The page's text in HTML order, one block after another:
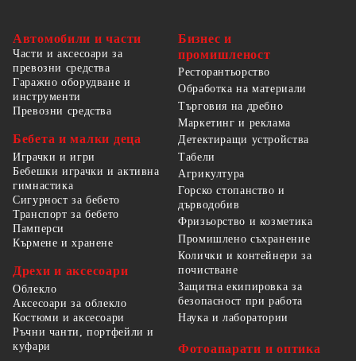
Автомобили и части
Части и аксесоари за
превозни средства
Гаражно оборудване и
инструменти
Превозни средства
Бебета и малки деца
Играчки и игри
Бебешки играчки и активна
гимнастика
Сигурност за бебето
Транспорт за бебето
Памперси
Кърмене и хранене
Дрехи и аксесоари
Облекло
Аксесоари за облекло
Костюми и аксесоари
Ръчни чанти, портфейли и
куфари
Бизнес и
промишленост
Ресторантьорство
Обработка на материали
Търговия на дребно
Маркетинг и реклама
Детектиращи устройства
Табели
Агрикултура
Горско стопанство и
дърводобив
Фризьорство и козметика
Промишлено съхранение
Колички и контейнери за
почистване
Защитна екипировка за
безопасност при работа
Наука и лаборатории
Фотоапарати и оптика